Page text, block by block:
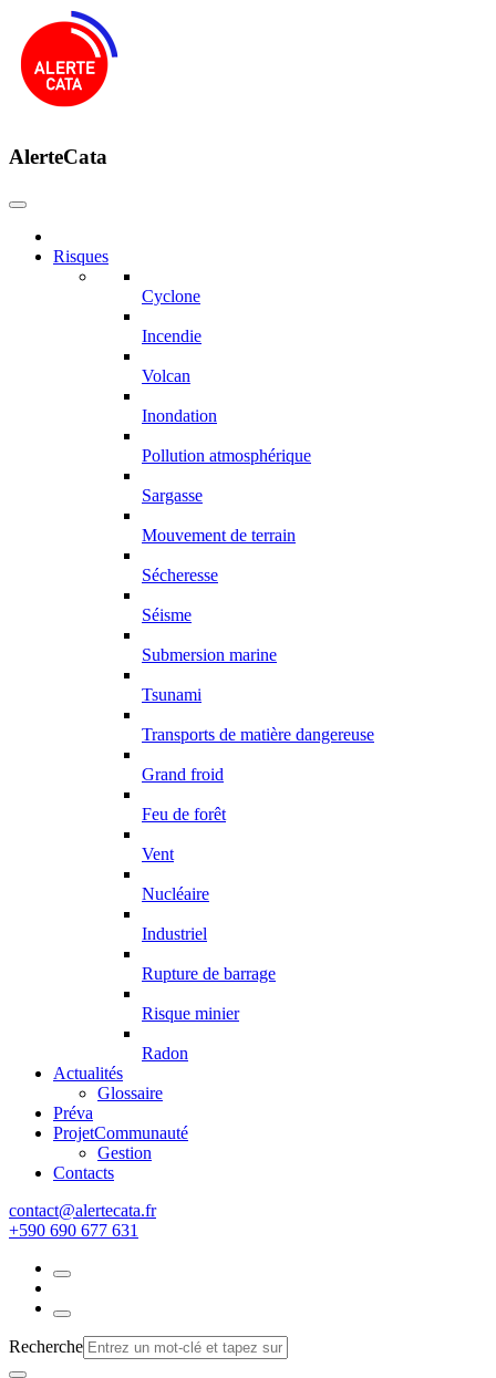
AlerteCata
Risques
Cyclone
Incendie
Volcan
Inondation
Pollution atmosphérique
Sargasse
Mouvement de terrain
Sécheresse
Séisme
Submersion marine
Tsunami
Transports de matière dangereuse
Grand froid
Feu de forêt
Vent
Nucléaire
Industriel
Rupture de barrage
Risque minier
Radon
Actualités
Glossaire
Préva
ProjetCommunauté
Gestion
Contacts
rf.atacetrela@tcatnoc
+590 690 677 631
Recherche